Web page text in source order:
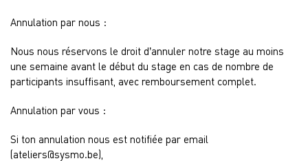
Annulation par nous :
Nous nous réservons le droit d’annuler notre stage au moins
une semaine avant le début du stage en cas de nombre de
participants insuffisant, avec remboursement complet.
Annulation par vous :
Si ton annulation nous est notifiée par email
(ateliers@sysmo.be),